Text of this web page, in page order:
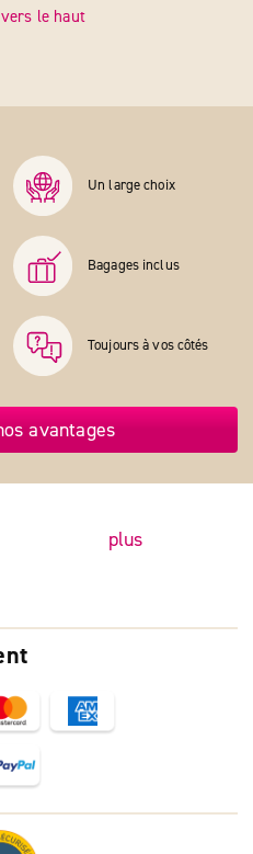
le haut
Un large choix
Bagages inclus
Toujours à vos côtés
avantages
plus